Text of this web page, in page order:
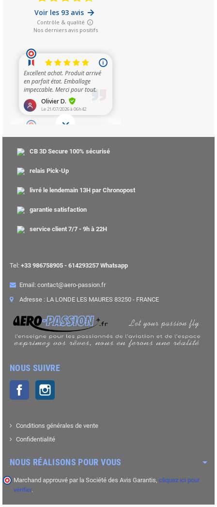
CB 3D Secure 100% sécurisé
relais Pick-Up
livré le lendemain 13H par Chronopost
garantie satisfaction
service client 7/7 - 9h à 22H
Tel: +33 986758905 - 614293257 Whatsapp
Email: contact@aero-passion.fr
Adresse : LA LONDE LES MAURES 83250 - FRANCE
NOUS SUIVRE
Facebook
Conditions générales de vente
Confidentialité
NOUS RÉALISONS POUR VOUS
Marchand approuvé par la Société des Avis Garantis, cliquez ici pour
vérifier.